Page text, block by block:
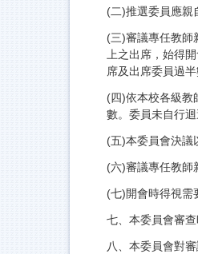
(二)推選委員應親
(三)審議專任教師
上之出席，始得
席及出席委員過半
(四)依本校各級教
數。委員未自行迴
(五)本委員會決議
(六)審議專任教師
(七)開會時得視需
七、本委員會審
八、本委員會對